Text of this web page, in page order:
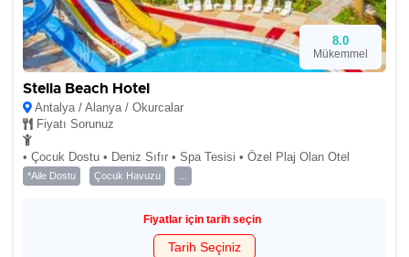
8.0
Mükemmel
Stella Beach Hotel
Antalya / Alanya / Okurcalar
Fiyatı Sorunuz
• Çocuk Dostu • Deniz Sıfır • Spa Tesisi • Özel Plaj Olan Otel
*Aile Dostu Çocuk Havuzu
Fiyatlar için tarih seçin
Tarih Seçiniz